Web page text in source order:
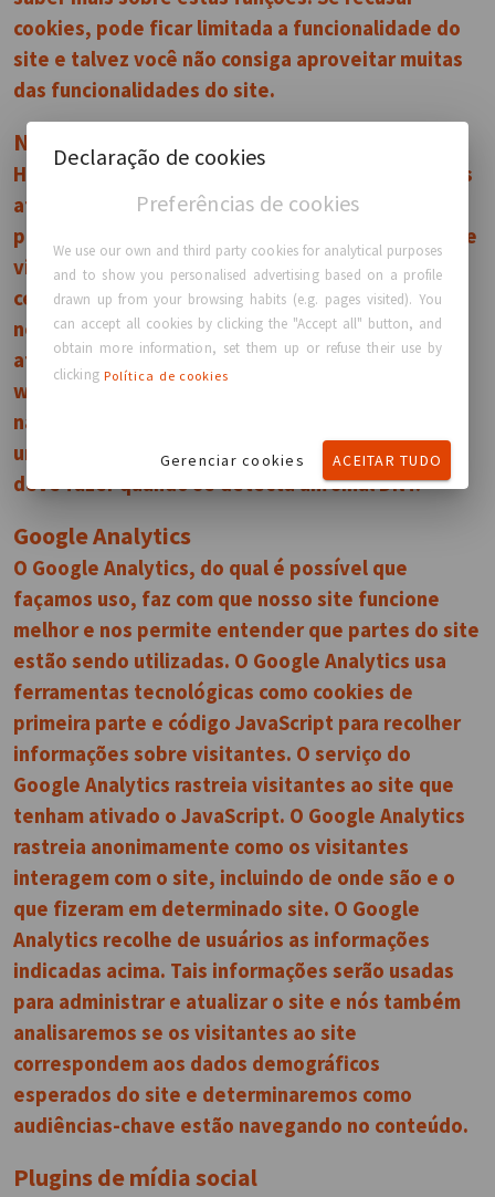
cookies, pode ficar limitada a funcionalidade do
site e talvez você não consiga aproveitar muitas
das funcionalidades do site.
Não rastrear
Há várias maneiras de impedir que rastreiem suas
atividades online. Uma delas é configurar uma
preferência no seu navegador que avisa sites que
visita que você não deseja que eles recolham
certas informações a seu respeito. Isso recebe o
nome de Do-Not-Track (“DNT”). Note que,
atualmente, nossos sites e recursos com base na
web não respondem a estes alertas dos
navegadores. Neste momento, não há um padrão
universalmente aceito para o que uma empresa
deve fazer quando se detecta um sinal DNT.
Google Analytics
O Google Analytics, do qual é possível que
façamos uso, faz com que nosso site funcione
melhor e nos permite entender que partes do site
estão sendo utilizadas. O Google Analytics usa
ferramentas tecnológicas como cookies de
primeira parte e código JavaScript para recolher
informações sobre visitantes. O serviço do
Google Analytics rastreia visitantes ao site que
tenham ativado o JavaScript. O Google Analytics
rastreia anonimamente como os visitantes
interagem com o site, incluindo de onde são e o
que fizeram em determinado site. O Google
Analytics recolhe de usuários as informações
indicadas acima. Tais informações serão usadas
para administrar e atualizar o site e nós também
analisaremos se os visitantes ao site
correspondem aos dados demográficos
esperados do site e determinaremos como
audiências-chave estão navegando no conteúdo.
Plugins de mídia social
Declaração de cookies
Preferências de cookies
We use our own and third party cookies for analytical purposes
and to show you personalised advertising based on a profile
drawn up from your browsing habits (e.g. pages visited). You
can accept all cookies by clicking the "Accept all" button, and
obtain more information, set them up or refuse their use by
clicking Política de cookies
Gerenciar cookies ACEITAR TUDO